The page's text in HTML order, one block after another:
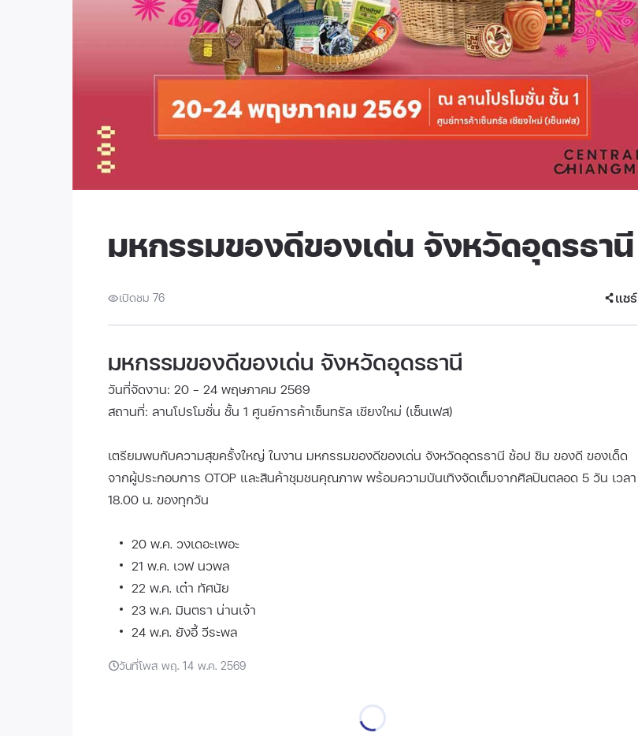
มหกรรมของดีของเด่น จังหวัดอุดรธานี
เปิดชม 76 แชร์
มหกรรมของดีของเด่น จังหวัดอุดรธานี
วันที่จัดงาน: 20 - 24 พฤษภาคม 2569
สถานที่: ลานโปรโมชั่น ชั้น 1 ศูนย์การค้าเซ็นทรัล เชียงใหม่ (เซ็นเฟส)
เตรียมพบกับความสุขครั้งใหญ่ ในงาน มหกรรมของดีของเด่น จังหวัดอุดรธานี ช้อป ชิม ของดี ของเด็ด
จากผู้ประกอบการ OTOP และสินค้าชุมชนคุณภาพ พร้อมความบันเทิงจัดเต็มจากศิลปินตลอด 5 วัน เวลา
18.00 น. ของทุกวัน
20 พ.ค. วงเดอะเพอะ
21 พ.ค. เวฟ นวพล
22 พ.ค. เต๋า ทัศนัย
23 พ.ค. มินตรา น่านเจ้า
24 พ.ค. ยังอี้ วีระพล
วันที่โพส พฤ. 14 พ.ค. 2569